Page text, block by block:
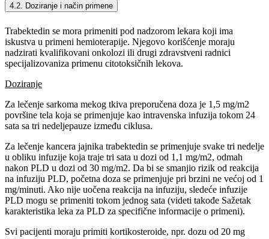
4.2. Doziranje i način primene
Trabektedin se mora primeniti pod nadzorom lekara koji ima
iskustva u primeni hemioterapije. Njegovo korišćenje moraju
nadzirati kvalifikovani onkolozi ili drugi zdravstveni radnici
specijalizovaniza primenu citotoksičnih lekova.
Doziranje
Za lečenje sarkoma mekog tkiva preporučena doza je 1,5 mg/m2
površine tela koja se primenjuje kao intravenska infuzija tokom 24
sata sa tri nedeljepauze između ciklusa.
Za lečenje kancera jajnika trabektedin se primenjuje svake tri nedelje
u obliku infuzije koja traje tri sata u dozi od 1,1 mg/m2, odmah
nakon PLD u dozi od 30 mg/m2. Da bi se smanjio rizik od reakcija
na infuziju PLD, početna doza se primenjuje pri brzini ne većoj od 1
mg/minuti. Ako nije uočena reakcija na infuziju, sledeće infuzije
PLD mogu se primeniti tokom jednog sata (videti takođe Sažetak
karakteristika leka za PLD za specifične informacije o primeni).
Svi pacijenti moraju primiti kortikosteroide, npr. dozu od 20 mg